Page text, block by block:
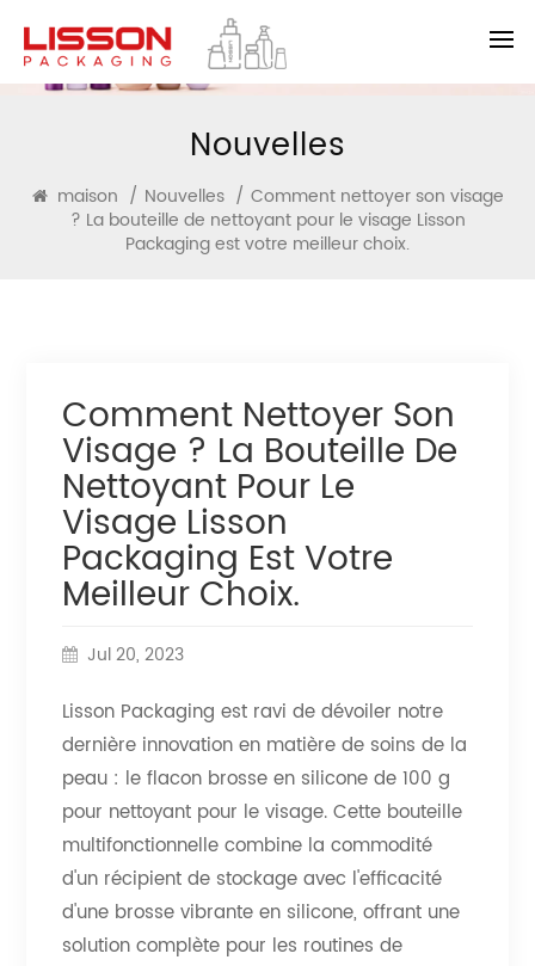
Nouvelles
maison / Nouvelles / Comment nettoyer son visage
? La bouteille de nettoyant pour le visage Lisson
Packaging est votre meilleur choix.
Comment Nettoyer Son
Visage ? La Bouteille De
Nettoyant Pour Le
Visage Lisson
Packaging Est Votre
Meilleur Choix.
Jul 20, 2023
Lisson Packaging est ravi de dévoiler notre
dernière innovation en matière de soins de la
peau : le flacon brosse en silicone de 100 g
pour nettoyant pour le visage. Cette bouteille
multifonctionnelle combine la commodité
d'un récipient de stockage avec l'efficacité
d'une brosse vibrante en silicone, offrant une
solution complète pour les routines de